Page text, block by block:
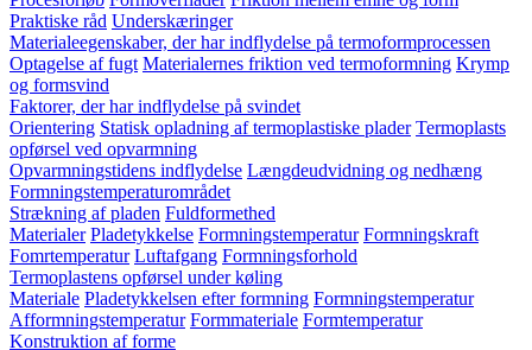
Praktiske råd Underskæringer
Materialeegenskaber, der har indflydelse på termoformprocessen
Optagelse af fugt Materialernes friktion ved termoformning Krymp
og formsvind
Faktorer, der har indflydelse på svindet
Orientering Statisk opladning af termoplastiske plader Termoplasts
opførsel ved opvarmning
Opvarmningstidens indflydelse Længdeudvidning og nedhæng
Formningstemperaturområdet
Strækning af pladen Fuldformethed
Materialer Pladetykkelse Formningstemperatur Formningskraft
Fomrtemperatur Luftafgang Formningsforhold
Termoplastens opførsel under køling
Materiale Pladetykkelsen efter formning Formningstemperatur
Afformningstemperatur Formmateriale Formtemperatur
Konstruktion af forme